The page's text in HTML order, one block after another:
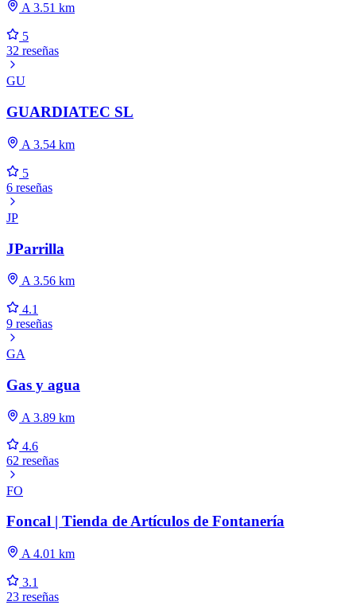
A 3.51 km
5
32 reseñas
GU
GUARDIATEC SL
A 3.54 km
5
6 reseñas
JP
JParrilla
A 3.56 km
4.1
9 reseñas
GA
Gas y agua
A 3.89 km
4.6
62 reseñas
FO
Foncal | Tienda de Artículos de Fontanería
A 4.01 km
3.1
23 reseñas